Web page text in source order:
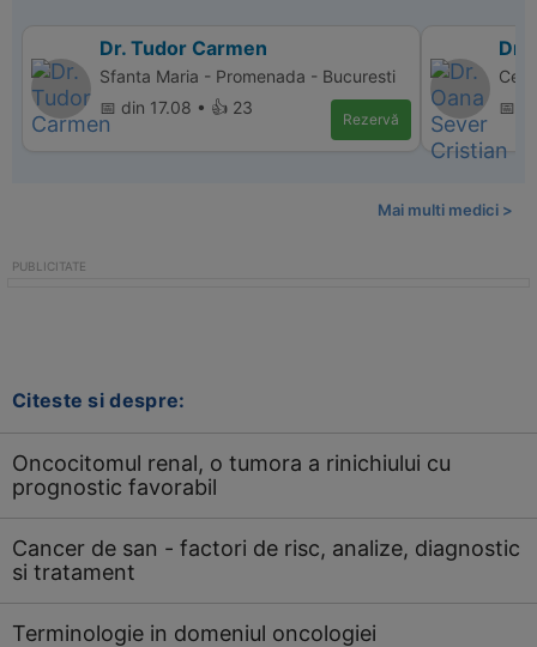
Dr. Tudor Carmen
Sfanta Maria - Promenada - Bucuresti
📅 din 17.08 • 👍 23
Rezervă
Dr.
📅
Mai multi medici >
Citeste si despre:
Oncocitomul renal, o tumora a rinichiului cu
prognostic favorabil
Cancer de san - factori de risc, analize, diagnostic
si tratament
Terminologie in domeniul oncologiei